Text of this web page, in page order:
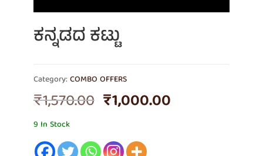
ಕನ್ನಡದ ಕಟ್ಟು
Category:COMBO OFFERS
₹1,570.00 Original
price
₹1,570.00.
₹1,000.00Current
9 In Stock